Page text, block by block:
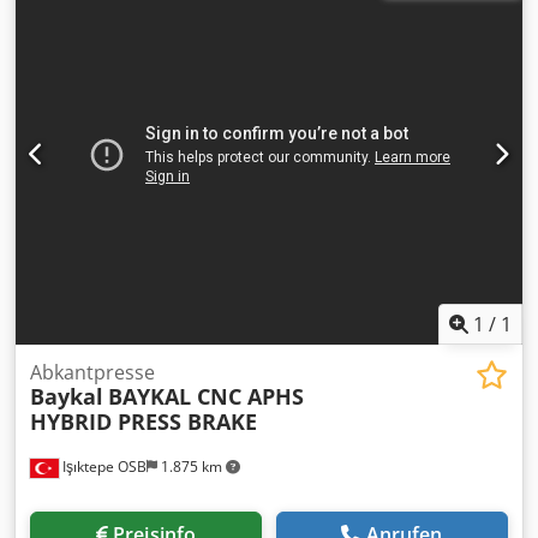
1 / 1
Işıktepe OSB 1.875 km
Abkantpresse
Baykal BAYKAL CNC APHS
HYBRID PRESS BRAKE